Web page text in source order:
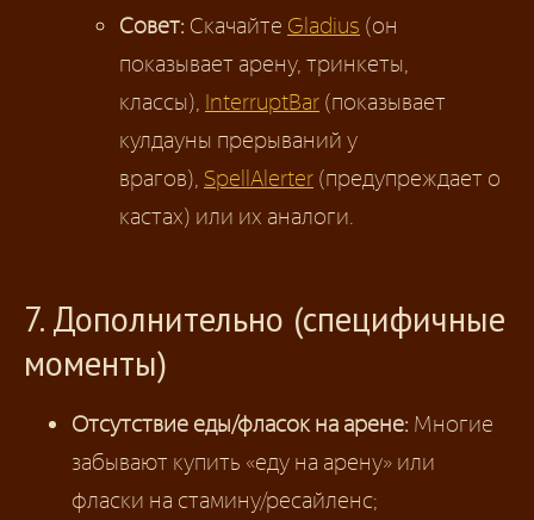
Совет: Скачайте Gladius (он
показывает арену, тринкеты,
классы), InterruptBar (показывает
кулдауны прерываний у
врагов), SpellAlerter (предупреждает о
кастах) или их аналоги.
7. Дополнительно (специфичные
моменты)
Отсутствие еды/фласок на арене: Многие
забывают купить «еду на арену» или
фласки на стамину/ресайленс;